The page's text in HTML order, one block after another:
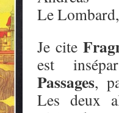
Le
Je cite
est
Passages,
Les deux